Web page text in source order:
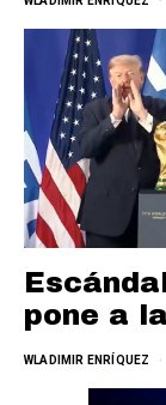
pone a
WLADIMIR ENRÍQUEZ